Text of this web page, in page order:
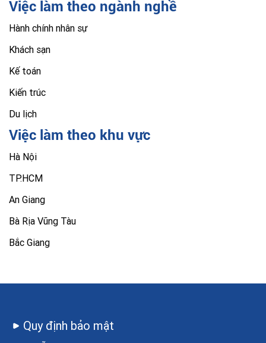
Việc làm theo ngành nghề
Hành chính nhân sự
Khách sạn
Kế toán
Kiến trúc
Du lịch
Việc làm theo khu vực
Hà Nội
TP.HCM
An Giang
Bà Rịa Vũng Tàu
Bắc Giang
Quy định bảo mật